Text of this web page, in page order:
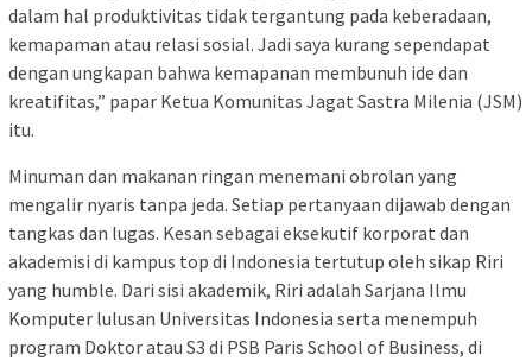
dalam hal produktivitas tidak tergantung pada keberadaan,
kemapaman atau relasi sosial. Jadi saya kurang sependapat
dengan ungkapan bahwa kemapanan membunuh ide dan
kreatifitas,” papar Ketua Komunitas Jagat Sastra Milenia (JSM)
itu.
Minuman dan makanan ringan menemani obrolan yang
mengalir nyaris tanpa jeda. Setiap pertanyaan dijawab dengan
tangkas dan lugas. Kesan sebagai eksekutif korporat dan
akademisi di kampus top di Indonesia tertutup oleh sikap Riri
yang humble. Dari sisi akademik, Riri adalah Sarjana Ilmu
Komputer lulusan Universitas Indonesia serta menempuh
program Doktor atau S3 di PSB Paris School of Business, di